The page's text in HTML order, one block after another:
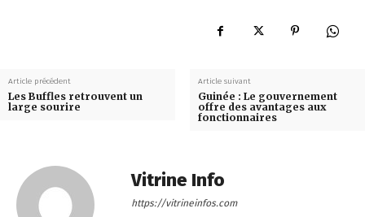
Article précédent
Les Buffles retrouvent un
large sourire
Article suivant
Guinée : Le gouvernement
offre des avantages aux
fonctionnaires
Vitrine Info
https://vitrineinfos.com